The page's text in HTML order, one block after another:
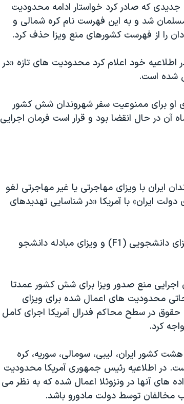
که صادر کرد خواستار ادامه محدودیت
شد و به این فهرست نام کره شمالی و
را از فهرست کشورهای منع ویزا حذف کرد.
در اطلاعیه خود اعلام کرد محدودیت های تازه «در
شده است.
او برای ممنوعیت سفر شهروندان شش کشور
آن در حال انقضا بود و قرار است فرمان اجرایی
ایران با ویزای مهاجرتی یا غیر مهاجرتی لغو
ایران» با آمریکا «در شناسایی تهدیدهای
با این حال در این ابلاغیه آمده دارندگان ویزای دانشجویی (F1) و ویزای مبادله دانشجو
اجرایی منع صدور ویزا برای شش کشور عمدتا
محدودیت های اعمال شده برای ویزای
در سطح محاکم فدرال آمریکا اجرای کامل
کرد.
کشور ایران، لیبی، سومالی، سوریه، کره
در اطلاعیه رئیس جمهوری آمریکا محدودیت
های آنها در ونزوئلا اعمال شده که به نظر می
مخالفان توسط دولت مادورو باشد.